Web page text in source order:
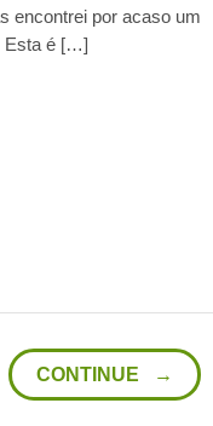
encontrei por acaso um
Esta é […]
CONTINUE →